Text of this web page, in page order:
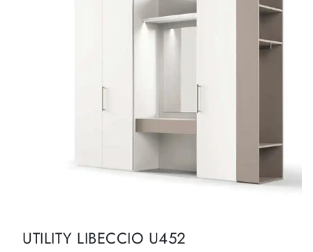
UTILITY LIBECCIO U452